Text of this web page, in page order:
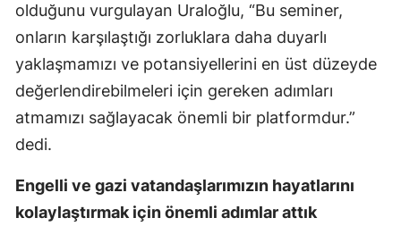
olduğunu vurgulayan Uraloğlu, “Bu seminer,
onların karşılaştığı zorluklara daha duyarlı
yaklaşmamızı ve potansiyellerini en üst düzeyde
değerlendirebilmeleri için gereken adımları
atmamızı sağlayacak önemli bir platformdur.”
dedi.
Engelli ve gazi vatandaşlarımızın hayatlarını
kolaylaştırmak için önemli adımlar attık